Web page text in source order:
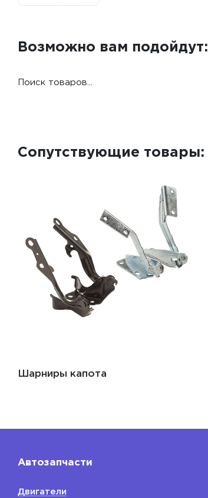
Возможно вам подойдут:
Поиск товаров...
Сопутствующие товары:
Бампер
Автозапчасти
Двигатели